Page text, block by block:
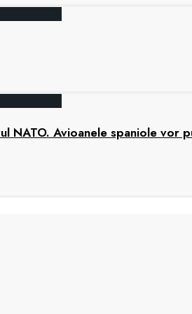
NATO. Avioanele spaniole vor